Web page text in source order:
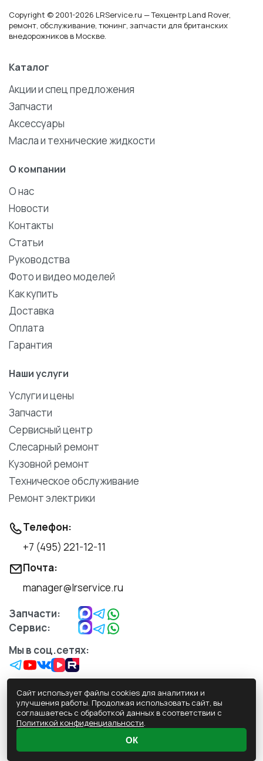
Copyright © 2001-2026 LRService.ru — Техцентр Land Rover,
ремонт, обслуживание, тюнинг, запчасти для британских
внедорожников в Москве.
Каталог
Акции и спец предложения
Запчасти
Аксессуары
Масла и технические жидкости
О компании
О нас
Новости
Контакты
Статьи
Руководства
Фото и видео моделей
Как купить
Доставка
Оплата
Гарантия
Наши услуги
Услуги и цены
Запчасти
Сервисный центр
Слесарный ремонт
Кузовной ремонт
Техническое обслуживание
Ремонт электрики
Телефон:
+7 (495) 221-12-11
Почта:
manager@lrservice.ru
Запчасти:
Сервис:
Мы в соц.сетях:
Обработка персональных данных
Пользовательское Соглашение
Сайт использует файлы cookies для аналитики и
улучшения работы. Продолжая использовать сайт, вы
соглашаетесь с обработкой данных в соответствии с
Политикой конфиденциальности.
ОК